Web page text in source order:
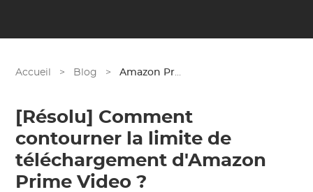
Accueil > Blog > Amazon Prime
[Résolu] Comment
contourner la limite de
téléchargement d'Amazon
Prime Video ?